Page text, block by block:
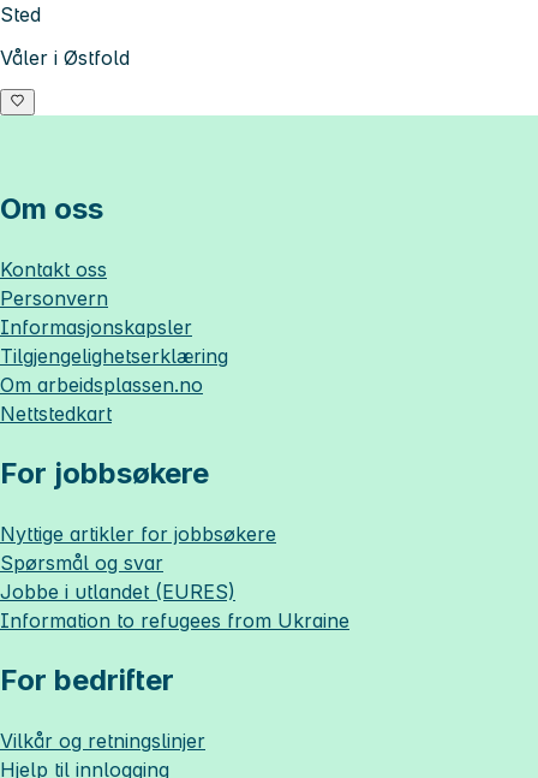
Sted
Våler i Østfold
Om oss
Kontakt oss
Personvern
Informasjonskapsler
Tilgjengelighetserklæring
Om arbeidsplassen.no
Nettstedkart
For jobbsøkere
Nyttige artikler for jobbsøkere
Spørsmål og svar
Jobbe i utlandet (EURES)
Information to refugees from Ukraine
For bedrifter
Vilkår og retningslinjer
Hjelp til innlogging